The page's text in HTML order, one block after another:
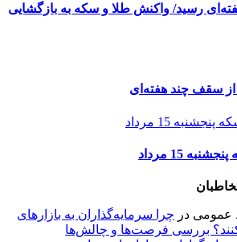
رسید/ واکنش طلا و سکه به بازگشایی
از سقف چند هفته‌ای
15 مرداد
عمومی در چرا سرمایه‌گذاران به بازارهای
بررسی فرصت‌ها و چالش‌ها